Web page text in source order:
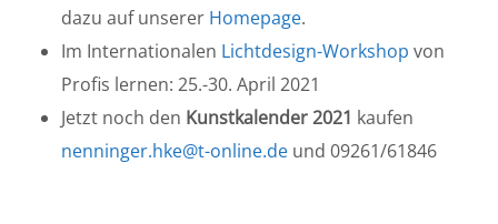
dazu auf unserer Homepage.
Im Internationalen Lichtdesign-Workshop von
Profis lernen: 25.-30. April 2021
Jetzt noch den Kunstkalender 2021 kaufen
nenninger.hke@t-online.de und 09261/61846